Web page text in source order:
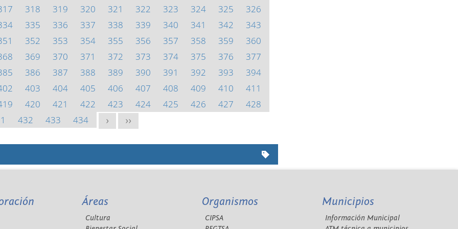
318 319 320 321 322 323 324 325
326
335 336 337 338 339 340 341 342
343
352 353 354 355 356 357 358 359
360
369 370 371 372 373 374 375 376
377
386 387 388 389 390 391 392 393
394
403 404 405 406 407 408 409 410
411
420 421 422 423 424 425 426 427
428
432 433 434 > >>
Áreas
Cultura
Organismos
CIPSA
Municipios
Información Municipal